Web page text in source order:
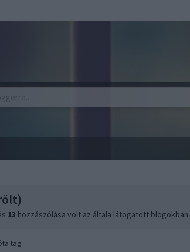
13 hozzászólása volt az általa látogatott blogokban.
tag.